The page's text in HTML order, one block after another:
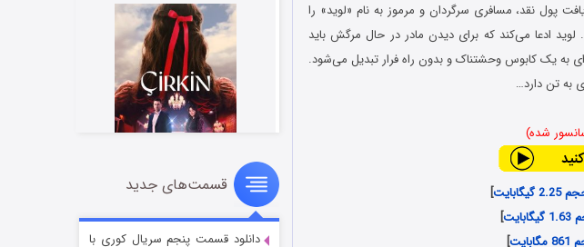
نقد، مسافری سرگردان و مرموز به نام «لوید» را
ادعا می‌کند که برای دیدن مادر در حال مرگش باید
به یک کابوس وحشتناک و بدون راه فرار تبدیل می‌شود.
به تن دارد…
شده)
]
]
]
سریال زشت
قسمت۲ (زیرنویس) منتشر شد
قسمت‌های جدید
دانلود قسمت پنجم سریال کوری با